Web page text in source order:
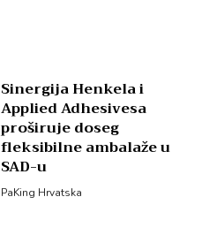
Sinergija Henkela i
Applied Adhesivesa
proširuje doseg
fleksibilne ambalaže u
SAD-u
PaKing Hrvatska